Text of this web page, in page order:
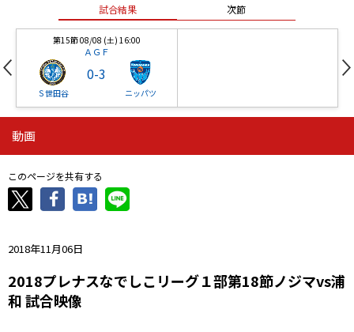
試合結果 次節
第15節 08/08 (土) 16:00
ＡＧＦ
Ｓ世田谷
0-3
ニッパツ
ニッパツ
ニッパツ
-
石人の星
動画
このページを共有する
2018年11月06日
2018プレナスなでしこリーグ１部第18節ノジマvs浦
和 試合映像